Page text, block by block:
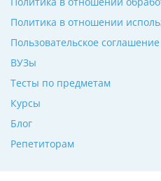
ВУЗы
Тесты по предметам
Курсы
Блог
Репетиторам
Политика в отношении
Пользовательское соглашение